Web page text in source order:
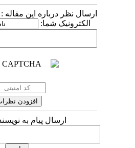
ارسال نظر درباره این مقاله :
الکترونیک شما:
ارسال پیام به